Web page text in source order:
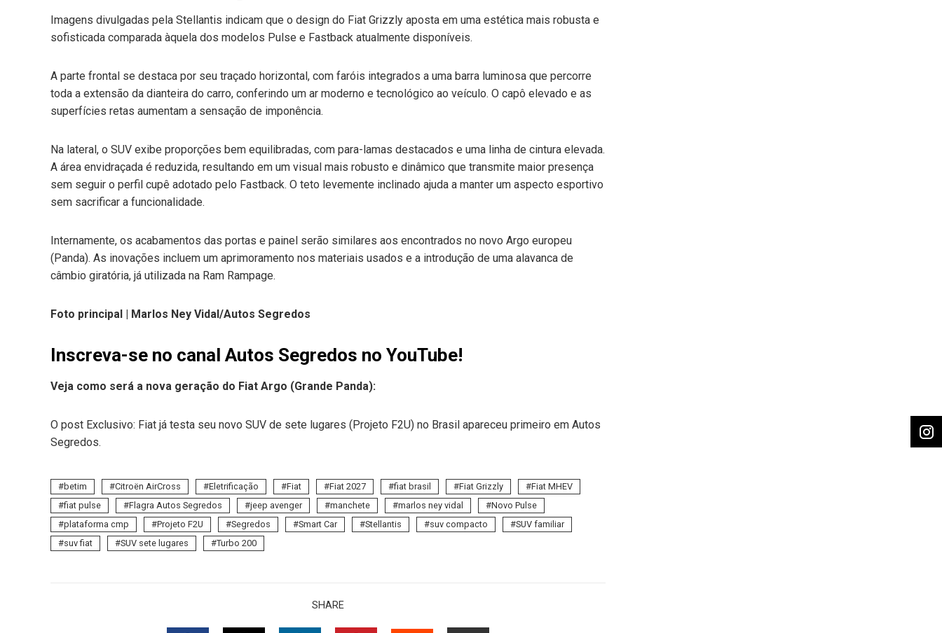
Imagens divulgadas pela Stellantis indicam que o design do Fiat Grizzly aposta em uma estética mais robusta e
sofisticada comparada àquela dos modelos Pulse e Fastback atualmente disponíveis.
A parte frontal se destaca por seu traçado horizontal, com faróis integrados a uma barra luminosa que percorre
toda a extensão da dianteira do carro, conferindo um ar moderno e tecnológico ao veículo. O capô elevado e as
superfícies retas aumentam a sensação de imponência.
Na lateral, o SUV exibe proporções bem equilibradas, com para-lamas destacados e uma linha de cintura elevada.
A área envidraçada é reduzida, resultando em um visual mais robusto e dinâmico que transmite maior presença
sem seguir o perfil cupê adotado pelo Fastback. O teto levemente inclinado ajuda a manter um aspecto esportivo
sem sacrificar a funcionalidade.
Internamente, os acabamentos das portas e painel serão similares aos encontrados no novo Argo europeu
(Panda). As inovações incluem um aprimoramento nos materiais usados e a introdução de uma alavanca de
câmbio giratória, já utilizada na Ram Rampage.
Foto principal | Marlos Ney Vidal/Autos Segredos
Inscreva-se no canal Autos Segredos no YouTube!
Veja como será a nova geração do Fiat Argo (Grande Panda):
O post Exclusivo: Fiat já testa seu novo SUV de sete lugares (Projeto F2U) no Brasil apareceu primeiro em Autos
Segredos.
betim Citroën AirCross Eletrificação Fiat Fiat 2027 fiat brasil Fiat Grizzly
Fiat MHEV
fiat pulse
Flagra Autos Segredos jeep avenger manchete marlos ney vidal
Novo Pulse
plataforma cmp
Projeto F2U Segredos Smart Car Stellantis suv compacto
SUV familiar
suv fiat
SUV sete lugares Turbo 200
SHARE